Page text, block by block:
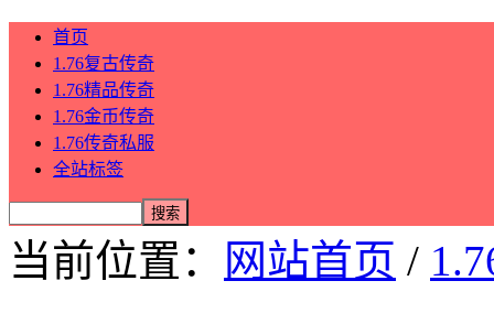
首页
1.76复古传奇
1.76精品传奇
1.76金币传奇
1.76传奇私服
全站标签
当前位置： 网站首页 /